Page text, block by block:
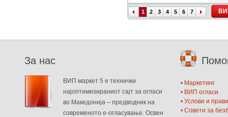
1 2 3 4 5 6 7
За нас
ВИП маркет 5 е технички
најоптимизираниот сајт за огласи
во Македонија – предводник на
современото е-огласување. Освен
• Маркетинг
• ВИП огласи
• Услови и
• Совети за